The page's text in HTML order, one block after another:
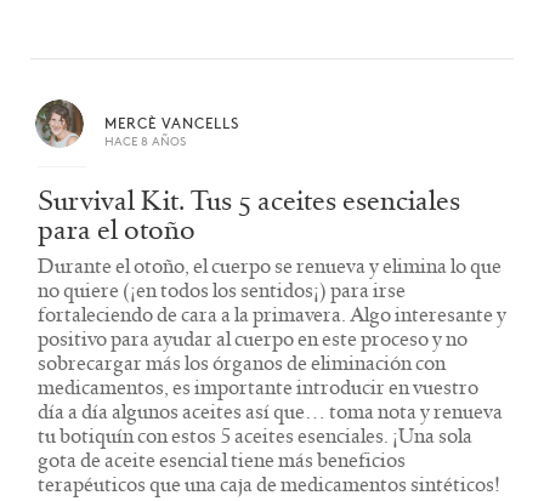
MERCÈ VANCELLS
HACE 8 AÑOS
Survival Kit. Tus 5 aceites esenciales
para el otoño
Durante el otoño, el cuerpo se renueva y elimina lo que
no quiere (¡en todos los sentidos¡) para irse
fortaleciendo de cara a la primavera. Algo interesante y
positivo para ayudar al cuerpo en este proceso y no
sobrecargar más los órganos de eliminación con
medicamentos, es importante introducir en vuestro
día a día algunos aceites así que… toma nota y renueva
tu botiquín con estos 5 aceites esenciales. ¡Una sola
gota de aceite esencial tiene más beneficios
terapéuticos que una caja de medicamentos sintéticos!